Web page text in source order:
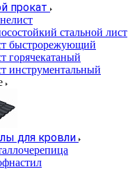
прокат
стальной лист
быстрорежующий
горячекатаный
инструментальный
для кровли